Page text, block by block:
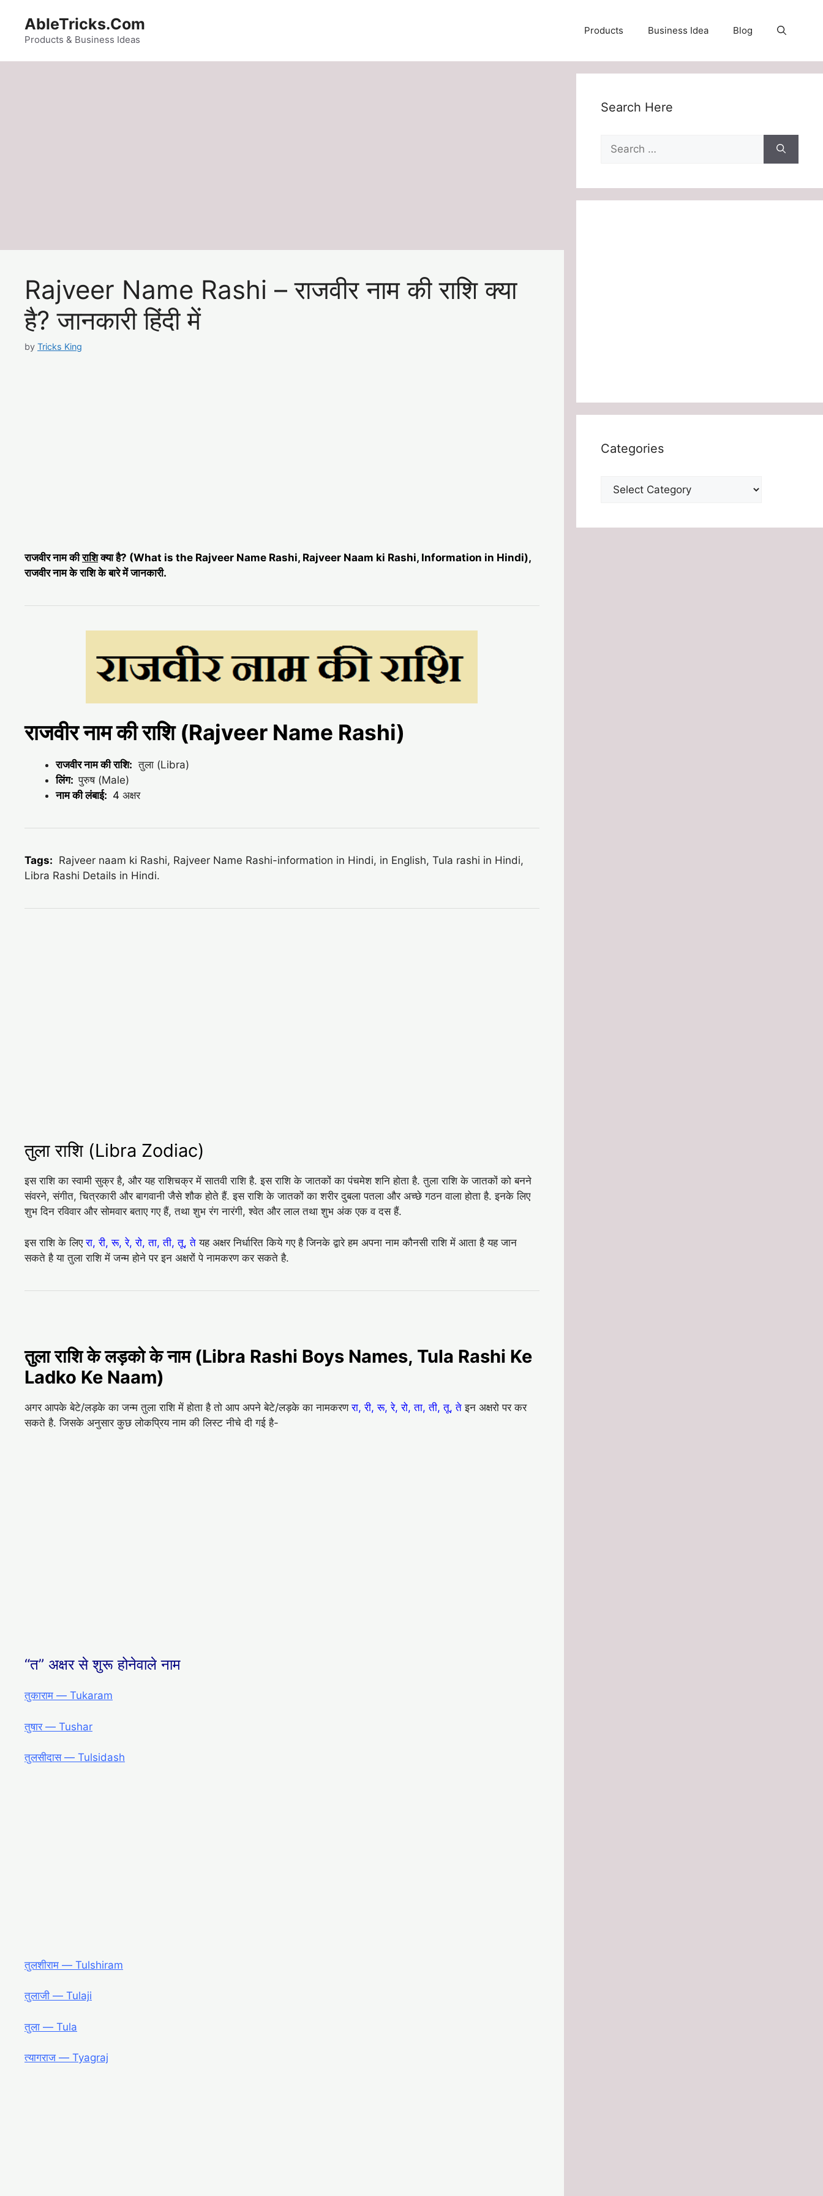
content
AbleTricks.Com
Products & Business Ideas
Products Business Idea Blog
Rajveer Name Rashi – राजवीर नाम की राशि क्या
है? जानकारी हिंदी में
by Tricks King
राजवीर नाम कीराशिक्या है? (What is the Rajveer Name Rashi, Rajveer Naam ki Rashi, Information in Hindi),
राजवीर नाम के राशि के बारे में जानकारी.
राजवीर नाम की राशि (Rajveer Name Rashi)
राजवीर नाम की राशि: तुला (Libra)
लिंग: पुरुष (Male)
नाम की लंबाई: 4 अक्षर
Tags: Rajveer naam ki Rashi, Rajveer Name Rashi-information in Hindi, in English, Tula rashi in Hindi,
Libra Rashi Details in Hindi.
तुला राशि (Libra Zodiac)
इस राशि का स्वामी सुक्र है, और यह राशिचक्र में सातवी राशि है. इस राशि के जातकों का पंचमेश शनि होता है. तुला राशि के जातकों को बनने
संवरने, संगीत, चित्रकारी और बागवानी जैसे शौक होते हैं. इस राशि के जातकों का शरीर दुबला पतला और अच्‍छे गठन वाला होता है. इनके लिए
शुभ दिन रविवार और सोमवार बताए गए हैं, तथा शुभ रंग नारंगी, श्‍वेत और लाल तथा शुभ अंक एक व दस हैं.
इस राशि के लिएरा, री, रू, रे, रो, ता, ती, तू, ते यह अक्षर निर्धारित किये गए है जिनके द्वारे हम अपना नाम कौनसी राशि में आता है यह जान
सकते है या तुला राशि में जन्म होने पर इन अक्षरों पे नामकरण कर सकते है.
तुला राशि के लड़को के नाम (Libra Rashi Boys Names, Tula Rashi Ke
Ladko Ke Naam)
अगर आपके बेटे/लड़के का जन्म तुला राशि में होता है तो आप अपने बेटे/लड़के का नामकरणरा, री, रू, रे, रो, ता, ती, तू, ते इन अक्षरो पर कर
सकते है. जिसके अनुसार कुछ लोकप्रिय नाम की लिस्ट नीचे दी गई है-
“त” अक्षर से शुरू होनेवाले नाम
तुकाराम ― Tukaram
तुषार ― Tushar
तुलसीदास ― Tulsidash
तुलशीराम ― Tulshiram
तुलाजी ― Tulaji
तुला ― Tula
त्यागराज ― Tyagraj
Search Here
Search
for:
Categories
Categories